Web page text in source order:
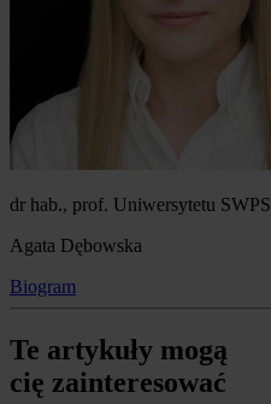
dr hab., prof. Uniwersytetu SWPS
Agata Dębowska
Biogram
Te artykuły mogą
cię zainteresować